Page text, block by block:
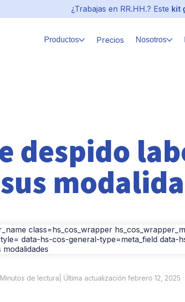
¿Trabajas en RR.HH.? Este kit
Productos Precios Nosotros
despido
Minutos de lectura | Última actualización febrero 12, 2025